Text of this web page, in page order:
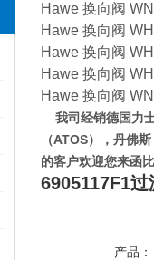
Hawe 换向阀
Hawe 换向阀
Hawe 换向阀
Hawe 换向阀
Hawe 换向阀
我司经销德国力
（ATOS），丹佛
的客户欢迎您来函比
6905117F1过
产品：